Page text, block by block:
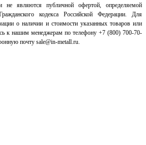
не являются публичной офертой, определяемой
кодекса Российской Федерации. Для
о наличии и стоимости указанных товаров или
к нашим менеджерам по телефону +7 (800) 700-70-
почту sale@in-metall.ru.